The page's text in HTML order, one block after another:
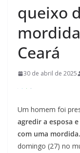
queixo
Ceará
30 de abril de 2025
Um homem foi
agredir a esposa
com uma mordida.
domingo (27) no